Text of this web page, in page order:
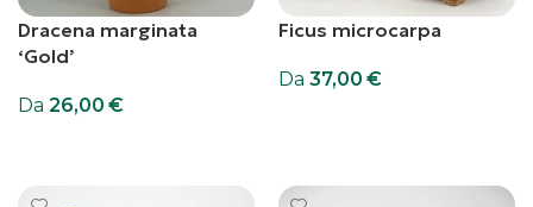
Dracena marginata
‘Gold’
Da 26,00 €
Ficus microcarpa
Da 37,00 €